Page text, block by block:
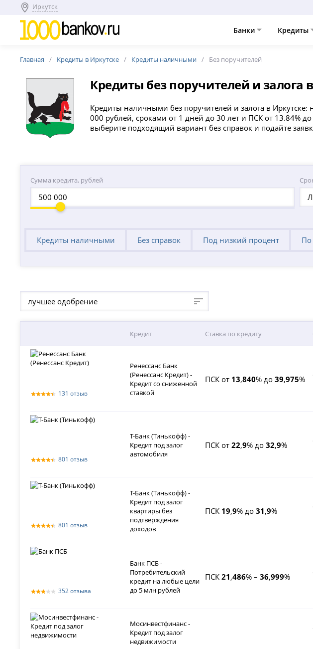
Иркутск
Банки Кредиты
Главная Кредиты в Иркутске Кредиты наличными Без поручителей
Кредиты без поручителей и залога
Кредиты наличными без поручителей и залога в
000 рублей, сроками от 1 дней до 30 лет и ПСК от 13.84%
выберите подходящий вариант без справок и подайте
Сумма кредита, рублей
Кредиты наличными Без справок Под низкий процент По
лучшее одобрение
Кредит Ставка по кредиту
131 отзыв
Ренессанс Банк
(Ренессанс Кредит) -
Кредит со сниженной
ставкой
ПСК от 13,840% до 39,975%
801 отзыв
Т-Банк (Тинькофф) -
Кредит под залог
автомобиля
ПСК от 22,9% до 32,9%
801 отзыв
Т-Банк (Тинькофф) -
Кредит под залог
квартиры без
подтверждения
доходов
ПСК 19,9% до 31,9%
352 отзыва
Банк ПСБ -
Потребительский
кредит на любые цели
до 5 млн рублей
ПСК 21,486% – 36,999%
Мосинвестфинанс -
Кредит под залог
недвижимости